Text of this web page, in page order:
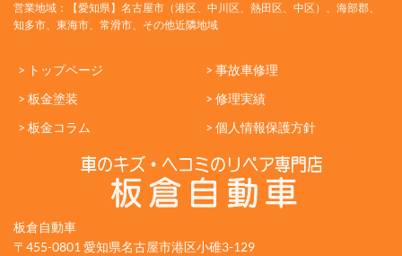
営業地域：【愛知県】名古屋市（港区、中川区、熱田区、中区）、海部郡、
知多市、東海市、常滑市、その他近隣地域
> トップページ
> 事故車修理
> 板金塗装
> 修理実績
> 板金コラム
> 個人情報保護方針
板倉自動車
〒455-0801 愛知県名古屋市港区小碓3-129